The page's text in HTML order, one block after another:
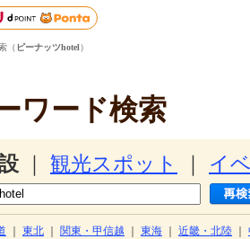
（ ピーナッツhotel）
ワード検索
観光スポット イ
東北 関東・甲信越 東海 近畿・北陸